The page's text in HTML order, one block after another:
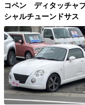
コペン ディタッチャ
シャルチューンドサ
ｇ軽量化 リアスポイ
可 ＥＴＣ ＡＢＳ ダ
ミ